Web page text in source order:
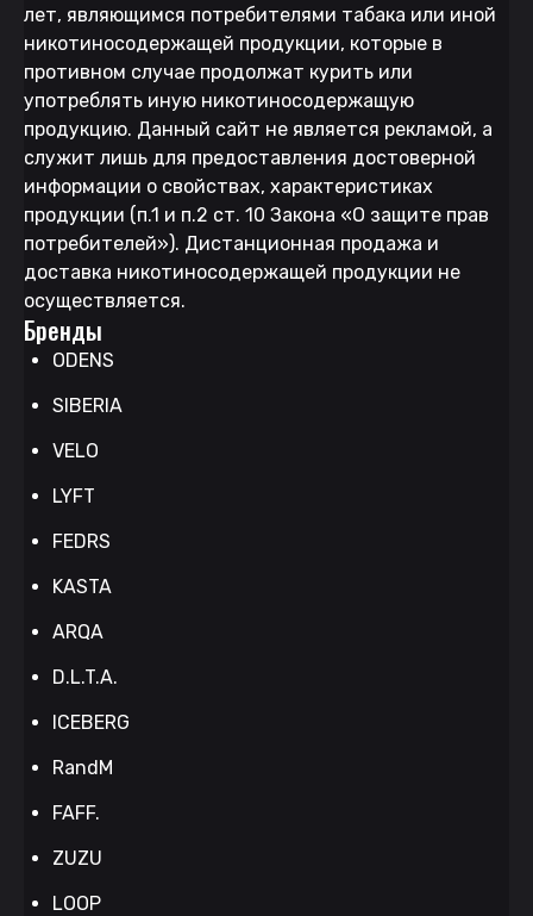
лет, являющимся потребителями табака или иной
никотиносодержащей продукции, которые в
противном случае продолжат курить или
употреблять иную никотиносодержащую
продукцию. Данный сайт не является рекламой, а
служит лишь для предоставления достоверной
информации о свойствах, характеристиках
продукции (п.1 и п.2 ст. 10 Закона «О защите прав
потребителей»). Дистанционная продажа и
доставка никотиносодержащей продукции не
осуществляется.
Бренды
ODENS
SIBERIA
VELO
LYFT
FEDRS
KASTA
ARQA
D.L.T.A.
ICEBERG
RandM
FAFF.
ZUZU
LOOP